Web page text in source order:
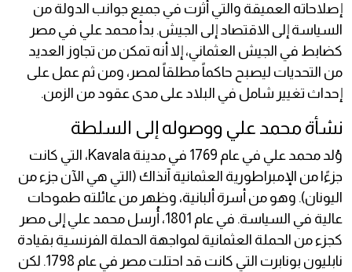
إصلاحاته العميقة والتي أثرت في جميع جوانب الدولة من
السياسة إلى الاقتصاد إلى الجيش. بدأ محمد علي في مصر
كضابط في الجيش العثماني، إلا أنه تمكن من تجاوز العديد
من التحديات ليصبح حاكماً مطلقاً لمصر، ومن ثم عمل على
إحداث تغيير شامل في البلاد على مدى عقود من الزمن.
نشأة محمد علي ووصوله إلى السلطة
وُلد محمد علي في عام 1769 في مدينة Kavala، التي كانت
جزءًا من الإمبراطورية العثمانية آنذاك (التي هي الآن جزء من
اليونان). وهو من أسرة ألبانية، وظهر من عائلته طموحات
عالية في السياسة. في عام 1801، أُرسل محمد علي إلى مصر
كجزء من الحملة العثمانية لمواجهة الحملة الفرنسية بقيادة
نابليون بونابرت التي كانت قد احتلت مصر في عام 1798. لكن